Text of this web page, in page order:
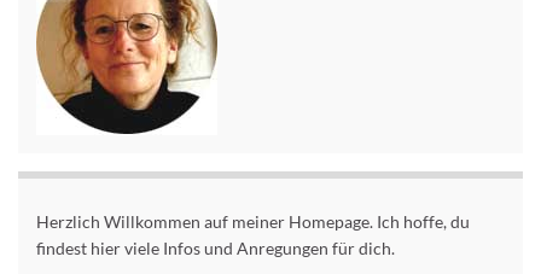
Herzlich Willkommen auf meiner Homepage. Ich hoffe, du
findest hier viele Infos und Anregungen für dich.